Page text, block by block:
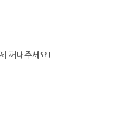
꺼내주세요!